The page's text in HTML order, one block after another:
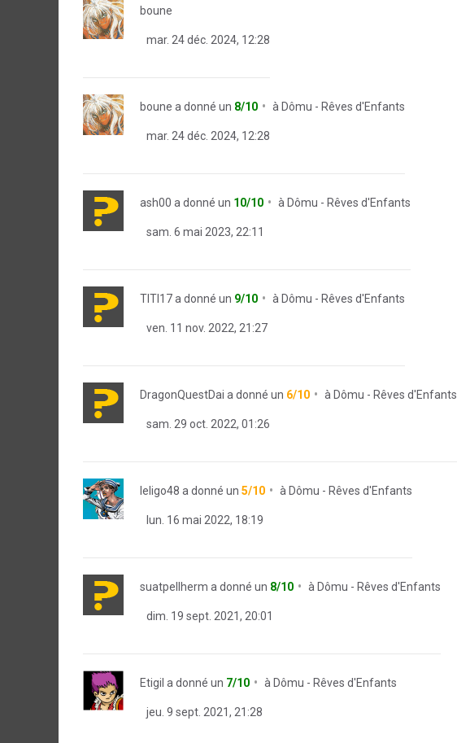
boune
mar. 24 déc. 2024, 12:28
boune a donné un 8/10 à Dômu - Rêves d'Enfants
mar. 24 déc. 2024, 12:28
ash00 a donné un 10/10 à Dômu - Rêves d'Enfants
sam. 6 mai 2023, 22:11
TITI17a donné un 9/10 à Dômu - Rêves d'Enfants
ven. 11 nov. 2022, 21:27
DragonQuestDai a donné un 6/10 à Dômu - Rêves d'Enfants
sam. 29 oct. 2022, 01:26
leligo48 a donné un 5/10 à Dômu - Rêves d'Enfants
lun. 16 mai 2022, 18:19
suatpellherm a donné un 8/10 à Dômu - Rêves d'Enfants
dim. 19 sept. 2021, 20:01
Etigil a donné un 7/10 à Dômu - Rêves d'Enfants
jeu. 9 sept. 2021, 21:28